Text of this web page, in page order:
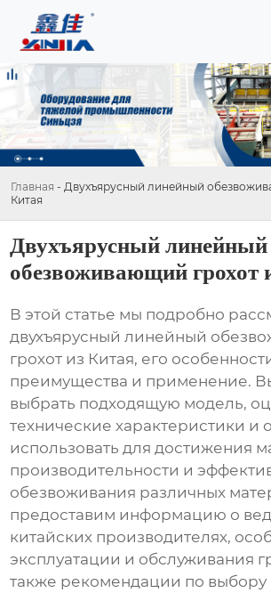
Главная - Двухъярусный линейный
Китая
Двухъярусный линейный
обезвоживающий грохот
В этой статье мы подробно
двухъярусный линейный
грохот из Китая, его
преимущества и применение.
выбрать подходящую модель,
технические характеристики и
использовать для достижения
производительности и
обезвоживания различных
предоставим информацию о
китайских производителях,
эксплуатации и обслуживания
также рекомендации по выбору